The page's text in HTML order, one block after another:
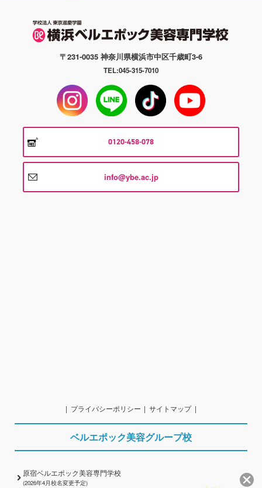
〒231-0035 神奈川県横浜市中区千歳町3-6
TEL:045-315-7010
0120-458-078
info@ybe.ac.jp
プライバシーポリシー サイトマップ
ベルエポック美容グループ校
原宿ベルエポック美容専門学校
(2026年4月校名変更予定)